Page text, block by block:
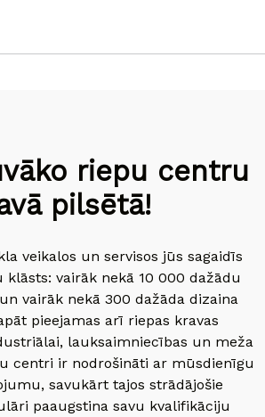
riepu centru
pilsētā!
veikalos un servisos jūs sagaidīs
klāsts: vairāk nekā 10 000 dažādu
vairāk nekā 300 dažāda dizaina
pieejamas arī riepas kravas
lauksaimniecības un meža
centri ir nodrošināti ar mūsdienīgu
savukārt tajos strādājošie
paaugstina savu kvalifikāciju